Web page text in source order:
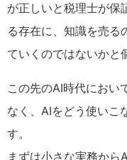
が正しいと税理士が保
る存在に、知識を売る
ていくのではないかと
この先のAI時代におい
なく、AIをどう使いこ
す。
まずは小さな実務から